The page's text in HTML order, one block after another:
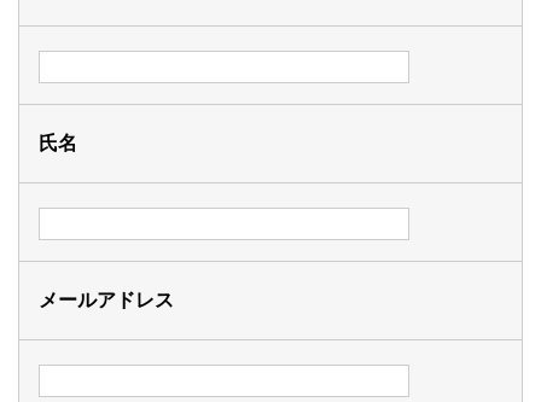
氏名
メールアドレス